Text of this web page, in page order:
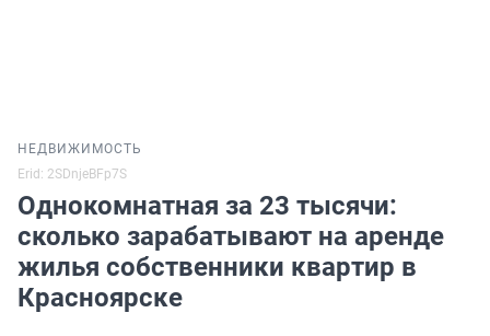
НЕДВИЖИМОСТЬ
Erid: 2SDnjeBFp7S
Однокомнатная за 23 тысячи:
сколько зарабатывают на аренде
жилья собственники квартир в
Красноярске